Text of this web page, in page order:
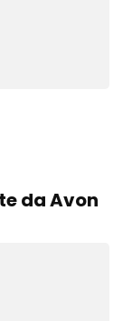
da Avon